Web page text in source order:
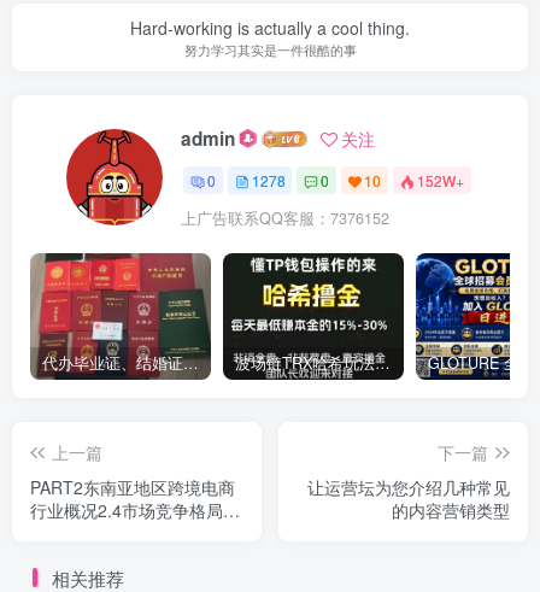
Hard-working is actually a cool thing.
努力学习其实是一件很酷的事
admin 关注
0 1278 0 10 152W+
上广告联系QQ客服：7376152
代办毕业证、结婚证、房产证、不动产权证书、离婚证、中专/大专/高中 ​波场链TRX哈希玩法深度解析：低门槛也能实现稳定回报的新思路
上一篇
PART2东南亚地区跨境电商
行业概况2.4市场竞争格局概
下一篇
让运营坛为您介绍几种常见
的内容营销类型
相关推荐